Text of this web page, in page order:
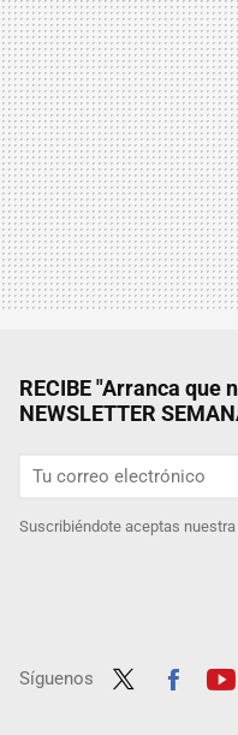
RECIBE "Arranca que
NEWSLETTER
Suscribiéndote aceptas nuestra
Síguenos